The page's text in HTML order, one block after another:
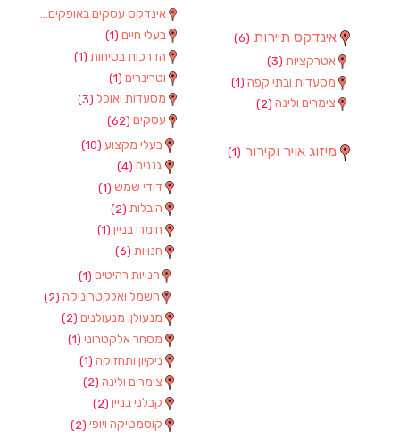
אינדקס עסקים באופקים (8)
בעלי חיים (1)
הדרכות בטיחות (1)
וטרינרים (1)
מסעדות ואוכל (3)
עסקים (62)
בעלי מקצוע (10)
גננים (4)
דודי שמש (1)
הובלות (2)
חומרי בניין (1)
חנויות (6)
חנויות רהיטים (1)
חשמל ואלקטרוניקה (2)
מנעולן, מנעולנים (2)
מסחר אלקטרוני (1)
ניקיון ותחזוקה (1)
צימרים ולינה (2)
קבלני בניין (2)
קוסמטיקה ויופי (2)
אינדקס תיירות (6)
אטרקציות (3)
מסעדות ובתי קפה (1)
צימרים ולינה (2)
מיזוג אויר וקירור (1)